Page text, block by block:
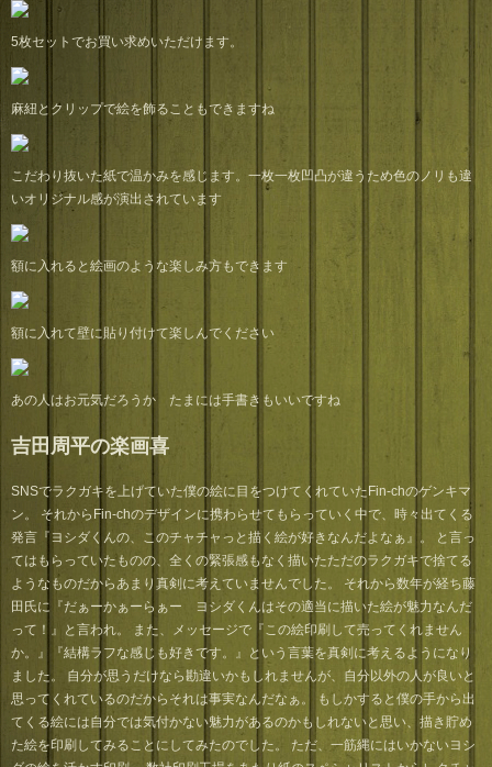
5枚セットでお買い求めいただけます。
麻紐とクリップで絵を飾ることもできますね
こだわり抜いた紙で温かみを感じます。一枚一枚凹凸が違うため色のノリも違
いオリジナル感が演出されています
額に入れると絵画のような楽しみ方もできます
額に入れて壁に貼り付けて楽しんでください
あの人はお元気だろうか たまには手書きもいいですね
吉田周平の楽画喜
SNSでラクガキを上げていた僕の絵に目をつけてくれていたFin-chのゲンキマ
ン。 それからFin-chのデザインに携わらせてもらっていく中で、時々出てくる
発言『ヨシダくんの、このチャチャっと描く絵が好きなんだよなぁ』。 と言っ
てはもらっていたものの、全くの緊張感もなく描いたただのラクガキで捨てる
ようなものだからあまり真剣に考えていませんでした。 それから数年が経ち藤
田氏に『だぁーかぁーらぁー ヨシダくんはその適当に描いた絵が魅力なんだ
って！』と言われ。 また、メッセージで『この絵印刷して売ってくれません
か。』『結構ラフな感じも好きです。』という言葉を真剣に考えるようになり
ました。 自分が思うだけなら勘違いかもしれませんが、自分以外の人が良いと
思ってくれているのだからそれは事実なんだなぁ。 もしかすると僕の手から出
てくる絵には自分では気付かない魅力があるのかもしれないと思い、描き貯め
た絵を印刷してみることにしてみたのでした。 ただ、一筋縄にはいかないヨシ